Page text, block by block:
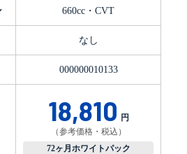
660cc・CVT
なし
000000010133
18,810 円
（参考価格・税込）
72ヶ月ホワイトパック